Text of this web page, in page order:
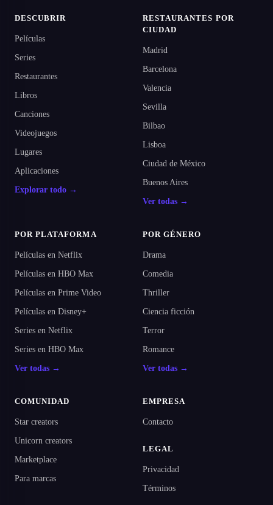
DESCUBRIR
Películas
Series
Restaurantes
Libros
Canciones
Videojuegos
Lugares
Aplicaciones
Explorar todo →
RESTAURANTES POR
CIUDAD
Madrid
Barcelona
Valencia
Sevilla
Bilbao
Lisboa
Ciudad de México
Buenos Aires
Ver todas →
POR PLATAFORMA
Películas en Netflix
Películas en HBO Max
Películas en Prime Video
Películas en Disney+
Series en Netflix
Series en HBO Max
Ver todas →
POR GÉNERO
Drama
Comedia
Thriller
Ciencia ficción
Terror
Romance
Ver todas →
COMUNIDAD
Star creators
Unicorn creators
Marketplace
Para marcas
EMPRESA
Contacto
LEGAL
Privacidad
Términos